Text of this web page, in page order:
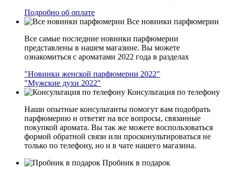
Подробно об оплате
Все новинки парфюмерии
Все самые последние новинки парфюмерии
представлены в нашем магазине. Вы можете
ознакомиться с ароматами 2022 года в разделах
"Новинки женской парфюмерии 2022"
"Мужские духи 2022"
Консультация по телефону
Наши опытные консультанты помогут вам подобрать
парфюмерию и ответят на все вопросы, связанные
покупкой аромата. Вы так же можете воспользоваться
формой обратной связи или просконультироваться не
только по телефону, но и в чате нашего магазина.
Пробник в подарок